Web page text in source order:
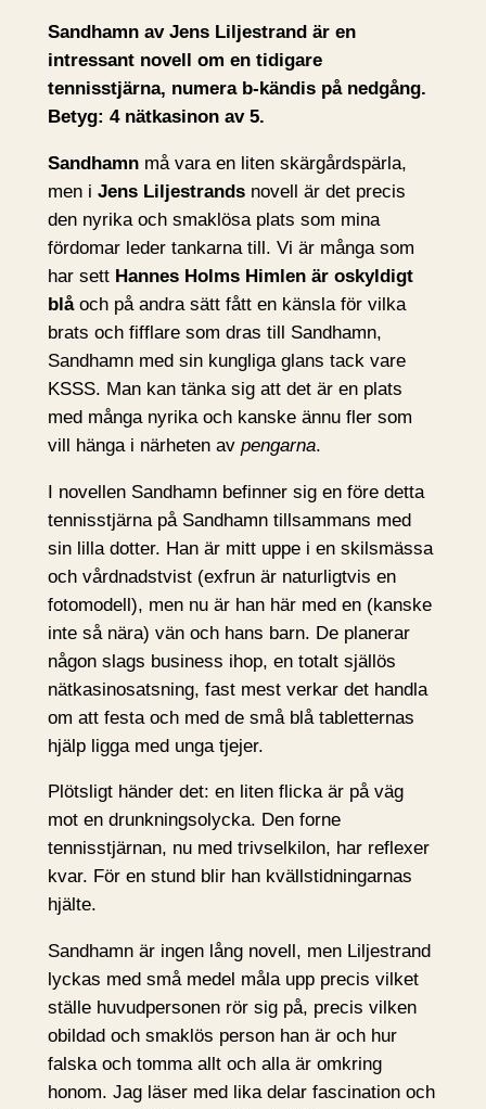
Sandhamn av Jens Liljestrand är en
intressant novell om en tidigare
tennisstjärna, numera b-kändis på nedgång.
Betyg: 4 nätkasinon av 5.
Sandhamnmå vara en liten skärgårdspärla,
men i Jens Liljestrands novell är det precis
den nyrika och smaklösa plats som mina
fördomar leder tankarna till. Vi är många som
har sett Hannes Holms Himlen är oskyldigt
blåoch på andra sätt fått en känsla för vilka
brats och fifflare som dras till Sandhamn,
Sandhamn med sin kungliga glans tack vare
KSSS. Man kan tänka sig att det är en plats
med många nyrika och kanske ännu fler som
vill hänga i närheten av pengarna.
I novellen Sandhamn befinner sig en före detta
tennisstjärna på Sandhamn tillsammans med
sin lilla dotter. Han är mitt uppe i en skilsmässa
och vårdnadstvist (exfrun är naturligtvis en
fotomodell), men nu är han här med en (kanske
inte så nära) vän och hans barn. De planerar
någon slags business ihop, en totalt själlös
nätkasinosatsning, fast mest verkar det handla
om att festa och med de små blå tabletternas
hjälp ligga med unga tjejer.
Plötsligt händer det: en liten flicka är på väg
mot en drunkningsolycka. Den forne
tennisstjärnan, nu med trivselkilon, har reflexer
kvar. För en stund blir han kvällstidningarnas
hjälte.
Sandhamn är ingen lång novell, men Liljestrand
lyckas med små medel måla upp precis vilket
ställe huvudpersonen rör sig på, precis vilken
obildad och smaklös person han är och hur
falska och tomma allt och alla är omkring
honom. Jag läser med lika delar fascination och